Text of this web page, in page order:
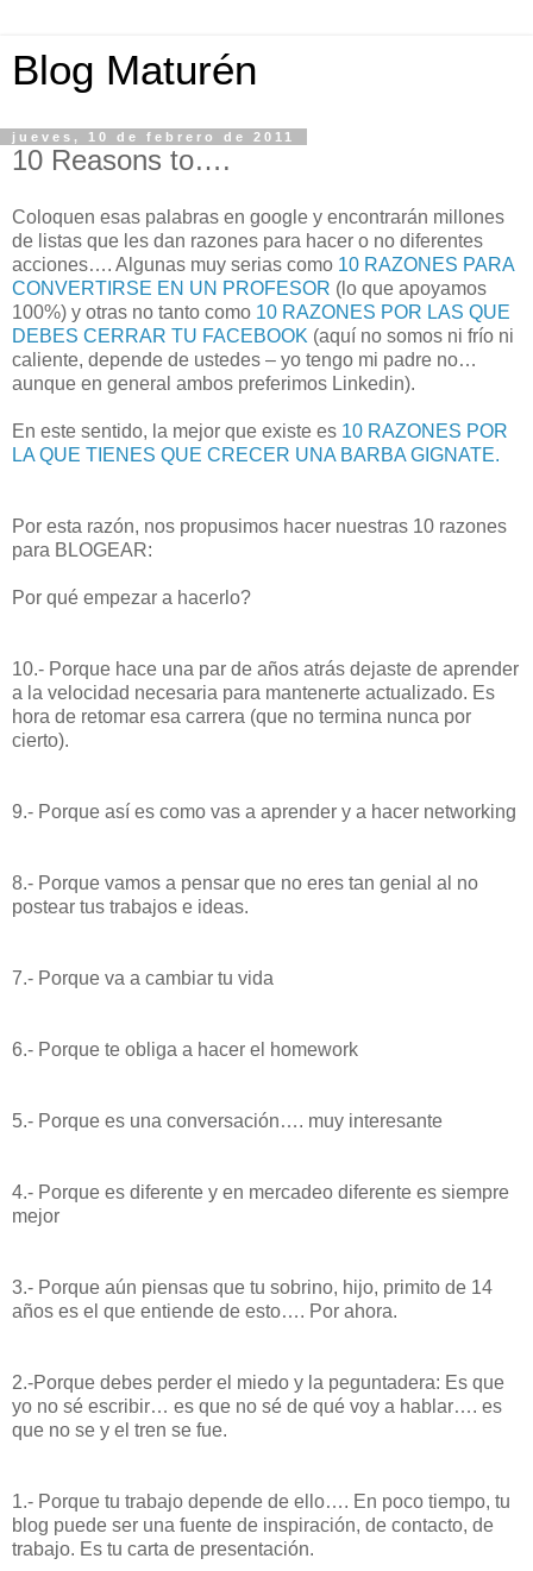
Blog Maturén
jueves, 10 de febrero de 2011
10 Reasons to….
Coloquen esas palabras en google y encontrarán millones
de listas que les dan razones para hacer o no diferentes
acciones…. Algunas muy serias como 10 RAZONES PARA
CONVERTIRSE EN UN PROFESOR (lo que apoyamos
100%) y otras no tanto como 10 RAZONES POR LAS QUE
DEBES CERRAR TU FACEBOOK (aquí no somos ni frío ni
caliente, depende de ustedes – yo tengo mi padre no…
aunque en general ambos preferimos Linkedin).
En este sentido, la mejor que existe es 10 RAZONES POR
LA QUE TIENES QUE CRECER UNA BARBA GIGNATE.
Por esta razón, nos propusimos hacer nuestras 10 razones
para BLOGEAR:
Por qué empezar a hacerlo?
10.- Porque hace una par de años atrás dejaste de aprender
a la velocidad necesaria para mantenerte actualizado. Es
hora de retomar esa carrera (que no termina nunca por
cierto).
9.- Porque así es como vas a aprender y a hacer networking
8.- Porque vamos a pensar que no eres tan genial al no
postear tus trabajos e ideas.
7.- Porque va a cambiar tu vida
6.- Porque te obliga a hacer el homework
5.- Porque es una conversación…. muy interesante
4.- Porque es diferente y en mercadeo diferente es siempre
mejor
3.- Porque aún piensas que tu sobrino, hijo, primito de 14
años es el que entiende de esto…. Por ahora.
2.-Porque debes perder el miedo y la peguntadera: Es que
yo no sé escribir… es que no sé de qué voy a hablar…. es
que no se y el tren se fue.
1.- Porque tu trabajo depende de ello…. En poco tiempo, tu
blog puede ser una fuente de inspiración, de contacto, de
trabajo. Es tu carta de presentación.